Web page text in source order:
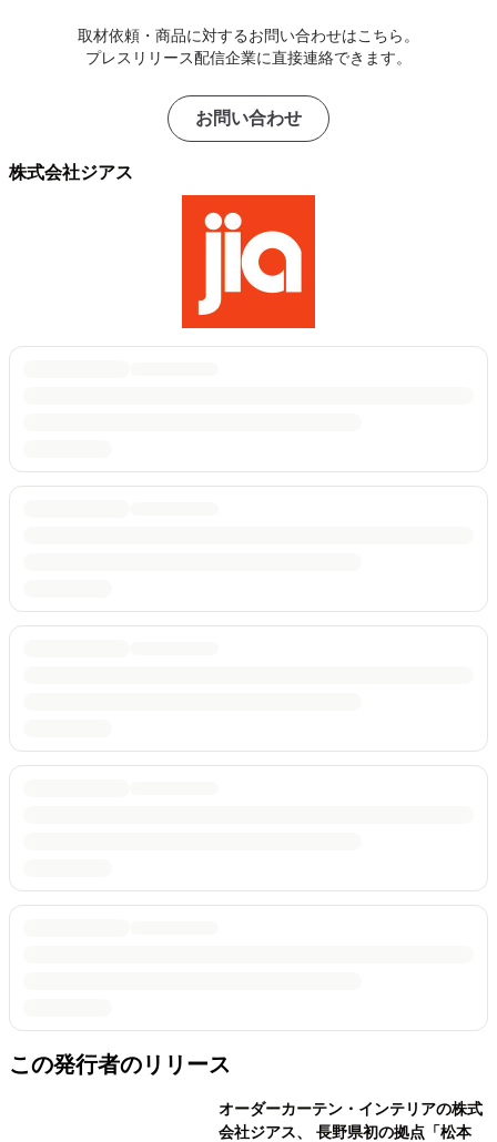
取材依頼・商品に対するお問い合わせはこちら。
プレスリリース配信企業に直接連絡できます。
お問い合わせ
株式会社ジアス
この発行者のリリース
オーダーカーテン・インテリアの株式
会社ジアス、 長野県初の拠点「松本